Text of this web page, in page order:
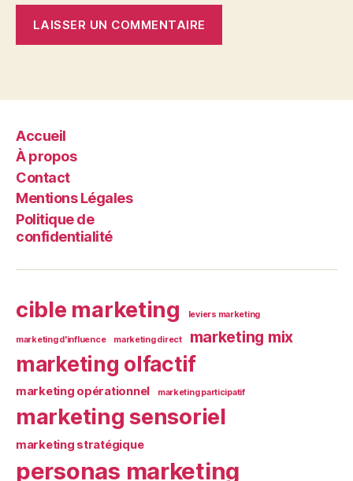
Accueil
À propos
Contact
Mentions Légales
Politique de
confidentialité
cible marketing leviers marketing
marketing d'influence marketing direct marketing mix
marketing olfactif
marketing opérationnel marketing participatif
marketing sensoriel
marketing stratégique
personas marketing